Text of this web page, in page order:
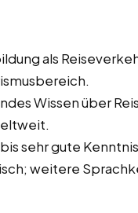
als
Wissen über
sehr gute
weitere